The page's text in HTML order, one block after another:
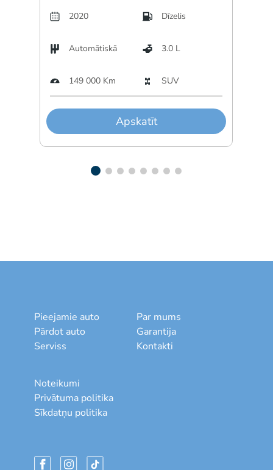
2020 Dīzelis
Automātiskā 3.0 L
149 000 Km SUV
Apskatīt
Pieejamie auto
Pārdot auto
Serviss
Par mums
Garantija
Kontakti
Noteikumi
Privātuma politika
Sīkdatņu politika